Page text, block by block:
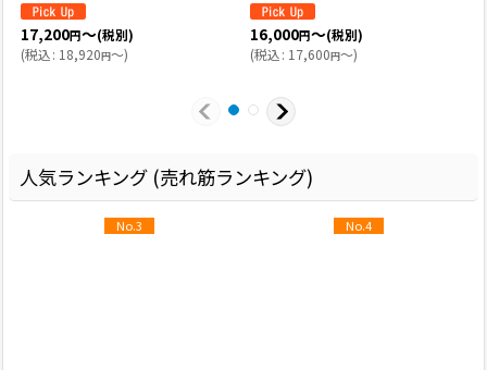
17,200円～(税別)
(税込: 18,920円～)
16,000円～(税別)
(税込: 17,600円～)
人気ランキング (売れ筋ランキング)
No.3 No.4